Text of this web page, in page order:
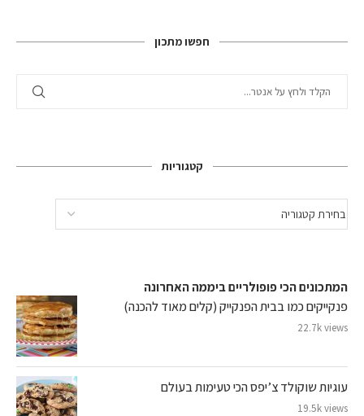
חפשו מתכון
קטגוריות
המתכונים הכי פופולריים ביממה האחרונה
פנקייקים כמו בבית הפנקייק (קלים מאוד להכנה)
22.7k views
עוגיות שוקולד צ’יפס הכי טעימות בעולם
19.5k views